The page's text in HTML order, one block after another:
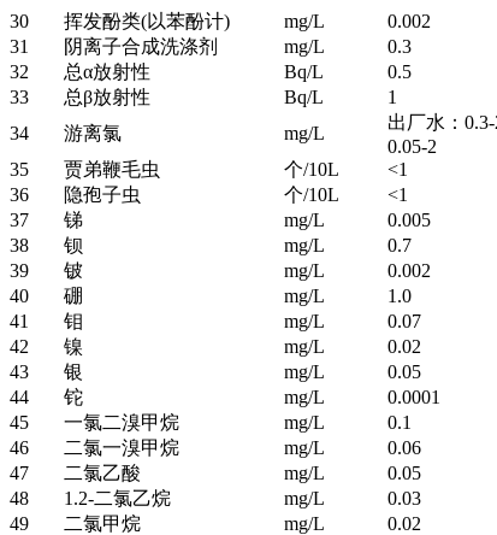
30
挥发酚类(以苯酚计) mg/L 0.002
31
阴离子合成洗涤剂 mg/L 0.3
32
总α放射性 Bq/L 0.5
33
总β放射性 Bq/L 1
34
游离氯 mg/L
出厂水：
0.05-2
35
贾弟鞭毛虫 个/10L <1
36
隐孢子虫 个/10L <1
37
锑 mg/L 0.005
38
钡 mg/L 0.7
39
铍 mg/L 0.002
40
硼 mg/L 1.0
41
钼 mg/L 0.07
42
镍 mg/L 0.02
43
银 mg/L 0.05
44
铊 mg/L 0.0001
45
一氯二溴甲烷 mg/L 0.1
46
二氯一溴甲烷 mg/L 0.06
47
二氯乙酸 mg/L 0.05
48
1.2-二氯乙烷 mg/L 0.03
49
二氯甲烷 mg/L 0.02